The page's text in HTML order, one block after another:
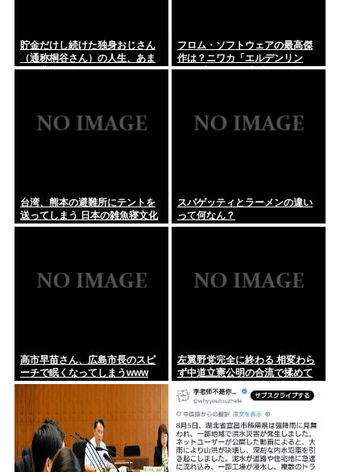
【画像】白サターンが出た時の衝撃は凄かったよな。わずか1
マチアプで会った女とお泊まりデートしたんやが
『ジャンポケ斉藤、懲役7年の求刑』 これwww
貯金だけし続けた独身おじさん
（通称桐谷さん）の人生、あま
りに悲惨すぎるwww
フロム・ソフトウェアの最高傑
作は？ニワカ「エルデンリン
グ」プレステ厨「ブラボ」逆張
台湾、熊本の避難所にテントを
送ってしまう 日本の雑魚寝文化
を壊すな！
スパゲッティとラーメンの違い
って何なん？
高市早苗さん、広島市長のスピ
ーチで眠くなってしまうwww
左翼野党完全に終わる 相変わら
ず中道立憲公明の合流で揉めて